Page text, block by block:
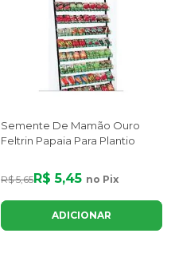
Semente De Mamão Ouro
Feltrin Papaia Para Plantio
R$ 5,65R$ 5,45 no Pix
ADICIONAR